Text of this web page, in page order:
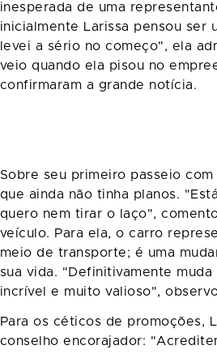
inesperada de uma
inicialmente Larissa pensou ser
levei a sério no começo", ela
veio quando ela pisou no
confirmaram a grande notícia.
Sobre seu primeiro passeio
que ainda não tinha planos.
quero nem tirar o laço",
veículo. Para ela, o carro
meio de transporte; é uma
sua vida. "Definitivamente
incrível e muito valioso",
Para os céticos de promoções,
conselho encorajador: